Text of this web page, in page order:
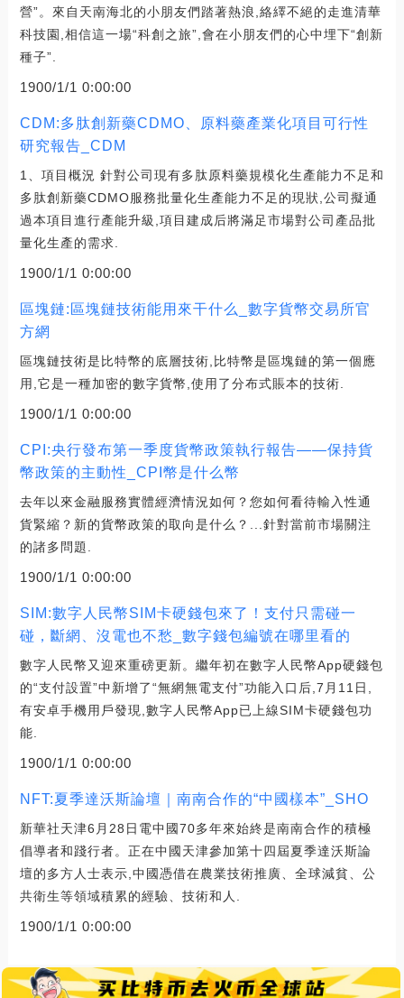
營”。來自天南海北的小朋友們踏著熱浪,絡繹不絕的走進清華
科技園,相信這一場“科創之旅”,會在小朋友們的心中埋下“創新
種子”.
1900/1/1 0:00:00
CDM:多肽創新藥CDMO、原料藥產業化項目可行性
研究報告_CDM
1、項目概況 針對公司現有多肽原料藥規模化生產能力不足和
多肽創新藥CDMO服務批量化生產能力不足的現狀,公司擬通
過本項目進行產能升級,項目建成后將滿足市場對公司產品批
量化生產的需求.
1900/1/1 0:00:00
區塊鏈:區塊鏈技術能用來干什么_數字貨幣交易所官
方網
區塊鏈技術是比特幣的底層技術,比特幣是區塊鏈的第一個應
用,它是一種加密的數字貨幣,使用了分布式賬本的技術.
1900/1/1 0:00:00
CPI:央行發布第一季度貨幣政策執行報告——保持貨
幣政策的主動性_CPI幣是什么幣
去年以來金融服務實體經濟情況如何？您如何看待輸入性通
貨緊縮？新的貨幣政策的取向是什么？...針對當前市場關注
的諸多問題.
1900/1/1 0:00:00
SIM:數字人民幣SIM卡硬錢包來了！支付只需碰一
碰，斷網、沒電也不愁_數字錢包編號在哪里看的
數字人民幣又迎來重磅更新。繼年初在數字人民幣App硬錢包
的“支付設置”中新增了“無網無電支付”功能入口后,7月11日,
有安卓手機用戶發現,數字人民幣App已上線SIM卡硬錢包功
能.
1900/1/1 0:00:00
NFT:夏季達沃斯論壇｜南南合作的“中國樣本”_SHO
新華社天津6月28日電中國70多年來始終是南南合作的積極
倡導者和踐行者。正在中國天津參加第十四屆夏季達沃斯論
壇的多方人士表示,中國憑借在農業技術推廣、全球減貧、公
共衛生等領域積累的經驗、技術和人.
1900/1/1 0:00:00